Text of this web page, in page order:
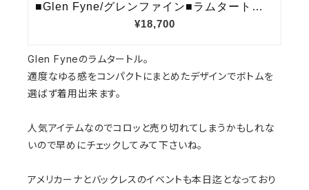
Glen Fyneのラムタートル。
適度なゆる感をコンパクトにまとめたデザインでボトムを
選ばず着用出来ます。
人気アイテムなのでコロッと売り切れてしまうかもしれな
いので早めにチェックしてみて下さいね。
アメリカーナとバックレスのイベントも本日迄となっており